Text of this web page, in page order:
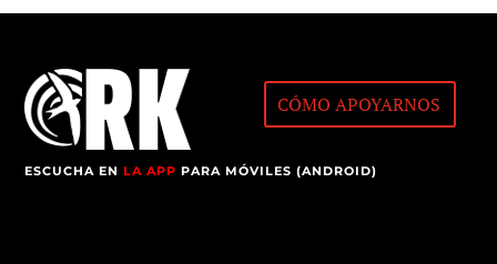
CÓMO APOYARNOS
ESCUCHA ENLA APP PARA MÓVILES (ANDROID)